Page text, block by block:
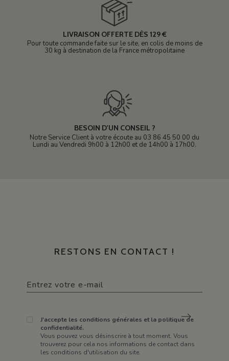
LIVRAISON OFFERTE DÈS 129 €
Pour toute commande faite sur le site, en colis de moins de
30 kg à destination de la France métropolitaine
BESOIN D'UN CONSEIL ?
Notre Service Client à votre écoute au 03 86 45 50 00 du
Lundi au Vendredi 9h00 à 12h00 et de 14h00 à 17h00.
RESTONS EN CONTACT !
J'accepte les conditions générales et la politique de
confidentialité.
Vous pouvez vous désinscrire à tout moment. Vous
trouverez pour cela nos informations de contact dans
les conditions d'utilisation du site.